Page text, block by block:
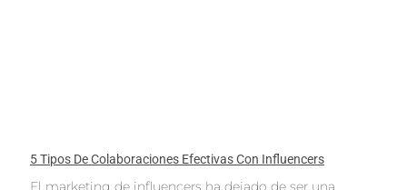
5 Tipos De Colaboraciones Efectivas Con Influencers
El marketing de influencers ha dejado de ser una